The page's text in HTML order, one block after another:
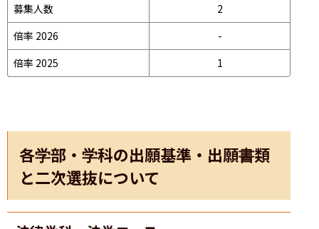
募集人数
2
倍率 2026
-
倍率 2025
1
各学部・学科の出願基準・出願書類
と二次選抜について